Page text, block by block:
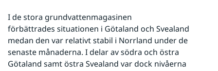
I de stora grundvattenmagasinen
förbättrades situationen i Götaland och Svealand
medan den var relativt stabil i Norrland under de
senaste månaderna. I delar av södra och östra
Götaland samt östra Svealand var dock nivåerna